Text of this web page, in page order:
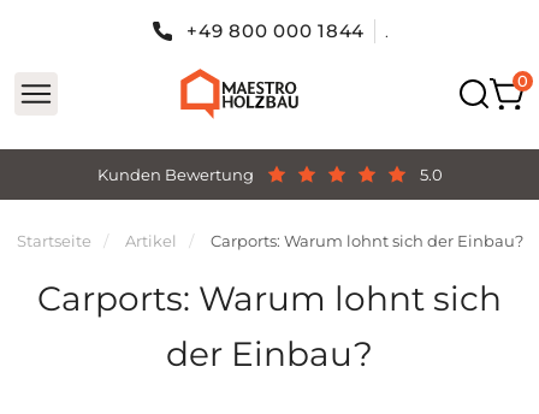
Kunden Bewertung 5.0
+49 800 000 1844 .
Startseite Artikel Carports: Warum lohnt sich der Einbau?
Carports: Warum lohnt sich
der Einbau?